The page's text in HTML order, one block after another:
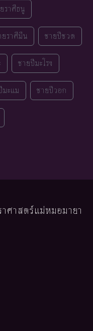
ราศีธนู
ยราศีมีน ชายปีชวด
ชายปีมะโรง
มะแม ชายปีวอก
ศาสตร์แม่หมอมายา